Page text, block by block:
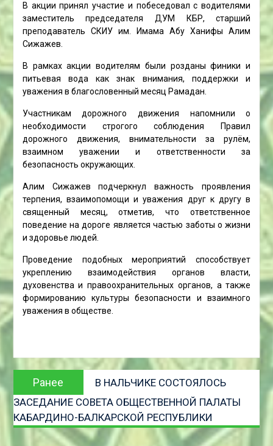
В акции принял участие и побеседовал с водителями
заместитель председателя ДУМ КБР, старший
преподаватель СКИУ им. Имама Абу Ханифы Алим
Сижажев.
В рамках акции водителям были розданы финики и
питьевая вода как знак внимания, поддержки и
уважения в благословенный месяц Рамадан.
Участникам дорожного движения напомнили о
необходимости строгого соблюдения Правил
дорожного движения, внимательности за рулём,
взаимном уважении и ответственности за
безопасность окружающих.
Алим Сижажев подчеркнул важность проявления
терпения, взаимопомощи и уважения друг к другу в
священный месяц, отметив, что ответственное
поведение на дороге является частью заботы о жизни
и здоровье людей.
Проведение подобных мероприятий способствует
укреплению взаимодействия органов власти,
духовенства и правоохранительных органов, а также
формированию культуры безопасности и взаимного
уважения в обществе.
Навигация
записям
Ранее
Предыдущая
запись:
В НАЛЬЧИКЕ СОСТОЯЛОСЬ
ЗАСЕДАНИЕ СОВЕТА ОБЩЕСТВЕННОЙ ПАЛАТЫ
КАБАРДИНО-БАЛКАРСКОЙ РЕСПУБЛИКИ